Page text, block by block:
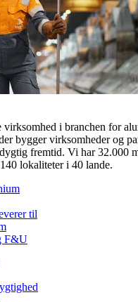
virksomhed i branchen for
bygger virksomheder og
fremtid. Vi har 32.000
lokaliteter i 40 lande.
til
F&U